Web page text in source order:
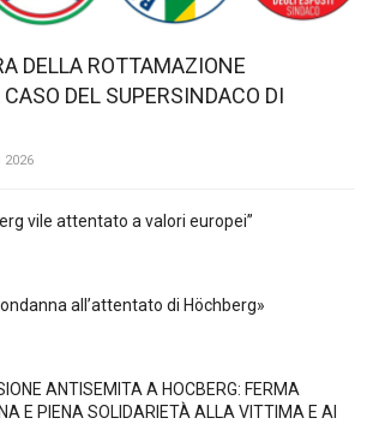
DELLA ROTTAMAZIONE
DEL SUPERSINDACO DI
2026
vile attentato a valori europei”
all’attentato di Höchberg»
ANTISEMITA A HÖCBERG: FERMA
E PIENA SOLIDARIETÀ ALLA VITTIMA E AI